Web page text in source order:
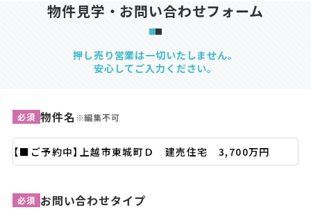
物件見学・お問い合わせフォーム
押し売り営業は一切いたしません。
安心してご入力ください。
必須 物件名 ※編集不可
必須 お問い合わせタイプ